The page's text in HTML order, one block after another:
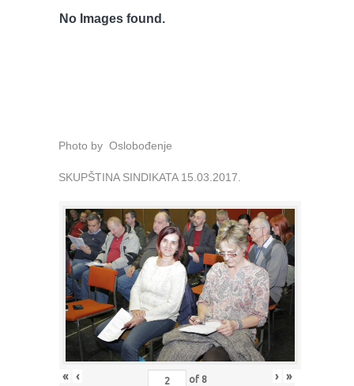
No Images found.
Photo by Oslobođenje
SKUPŠTINA SINDIKATA 15.03.2017.
« ‹ of 8 › »